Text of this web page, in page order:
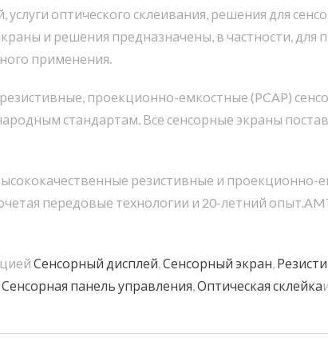
оптического склеивания, решения для
и решения предназначены, в частности,
применения.
проекционно-емкостные (PCAP)
стандартам. Все сенсорные экраны
резистивные и проекционно-
передовые технологии и 20-летний
Сенсорный дисплей,Сенсорный экран,
Сенсорная панель управления,Оптическая склейка